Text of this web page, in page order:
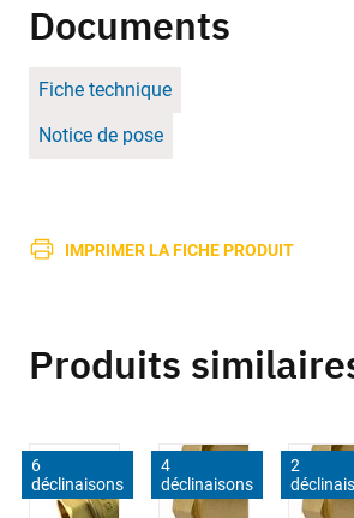
Documents
Fiche technique
Notice de pose
IMPRIMER LA FICHE PRODUIT
Produits
6
déclinaisons
4
déclinaisons
2